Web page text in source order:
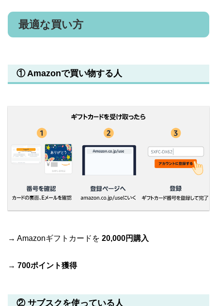
最適な買い方
① Amazonで買い物する人
→ Amazonギフトカードを 20,000円購入
→ 700ポイント獲得
② サブスクを使っている人